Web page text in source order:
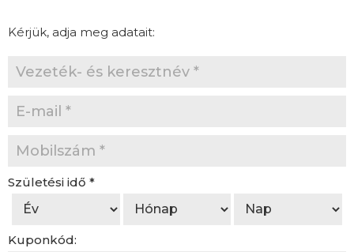
Kérjük, adja meg adatait:
Születési idő *
Kuponkód: